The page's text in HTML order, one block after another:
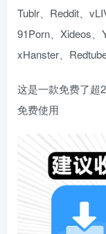
Tublr、Reddit、
91Porn、Xideos、
xHanster、Redtube
这是一款免费了超
免费使用